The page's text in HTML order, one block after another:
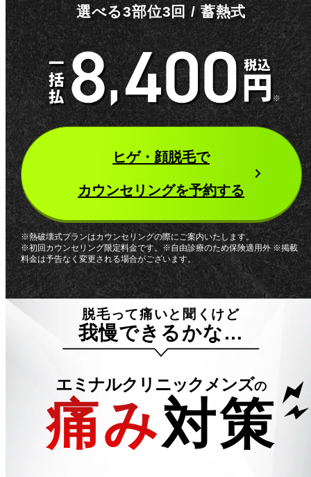
選べる3部位3回 / 蓄熱式
ヒゲ・顔脱毛で
カウンセリングを予約する
※熱破壊式プランはカウンセリングの際にご案内いたします。
※初回カウンセリング限定料金です。※自由診療のため保険適用外 ※掲載
料金は予告なく変更される場合がございます。
脱毛って痛いと聞くけど
我慢できるかな…
エミナルクリニックメンズの
痛み対策